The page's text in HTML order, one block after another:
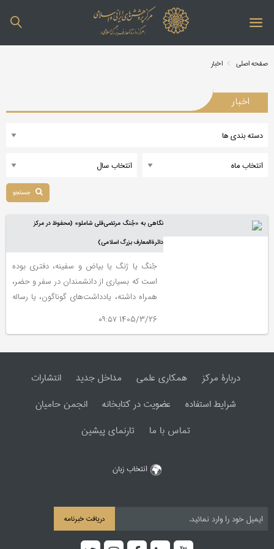
صفحه اصلی اخبار
اخبار
نگاهی به «جُنگ مرتضی‌قلی شاملو» (محفوظ در مرکز
دائرةالمعارف بزرگ اسلامی)
جُنگ یا ژنگ یا بیاض و سفینه، دفتری بوده
است که بسیاری از دانشمندان در سفر و حضر،
همراه داشته، یادداشت‌های گوناگون، یا رساله
1405/3/26 ۰۹:۵۷
دربارۀ مرکز همکاری علمی مداخل جدید
انتشارات
شرایط استفاده
عضویت در کتابخانه
انجمن حامیان
تماس با ما
تارنمای پیشین
انتخاب زبان
دریافت خبرنامه